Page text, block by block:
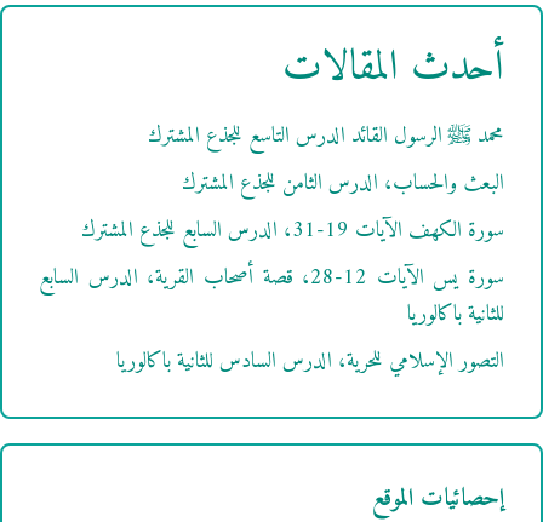
أحدث المقالات
محمد ﷺ الرسول القائد الدرس التاسع للجذع المشترك
البعث والحساب، الدرس الثامن للجذع المشترك
سورة الكهف الآيات 19-31، الدرس السابع للجذع المشترك
سورة يس الآيات 12-28، قصة أصحاب القرية، الدرس السابع
للثانية باكالوريا
التصور الإسلامي للحرية، الدرس السادس للثانية باكالوريا
إحصائيات الموقع